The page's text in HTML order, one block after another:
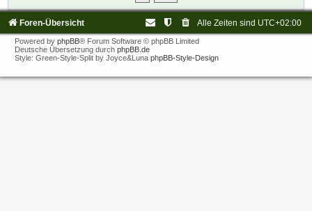
Foren-Übersicht Alle Zeiten sind UTC+02:00
Powered by phpBB® Forum Software © phpBB Limited
Deutsche Übersetzung durch phpBB.de
Style: Green-Style-Split by Joyce&Luna phpBB-Style-Design